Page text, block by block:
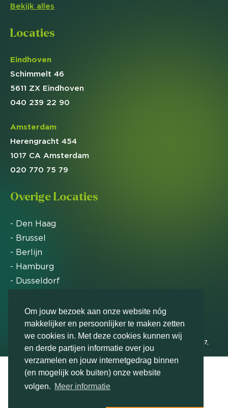
Om jouw bezoek aan onze website nóg
makkelijker en persoonlijker te maken zetten
we cookies in. Met deze cookies kunnen wij
en derde partijen informatie over jou
verzamelen en jouw internetgedrag binnen
(en mogelijk ook buiten) onze website
volgen. Meer informatie
Bekijk alles
Locaties
Eindhoven
Schimmelt 46
5611 ZX Eindhoven
040 239 22 90
Amsterdam
Herengracht 454
1017 CA Amsterdam
020 770 75 79
Overige Locaties
- Den Haag
- Brussel
- Berlijn
- Hamburg
- Dusseldorf
Markteffect is door het Financieele Dagblad
uitgeroepen tot FD Gazelle in 2012, 2015, 2016, 2017,
2018, 2019, 2020, 2021, 2022, 2023, 2024 en 2025